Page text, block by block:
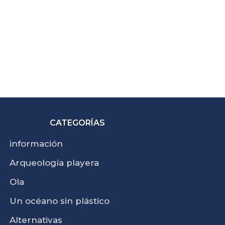
CATEGORÍAS
información
Arqueología playera
Ola
Un océano sin plástico
Alternativas